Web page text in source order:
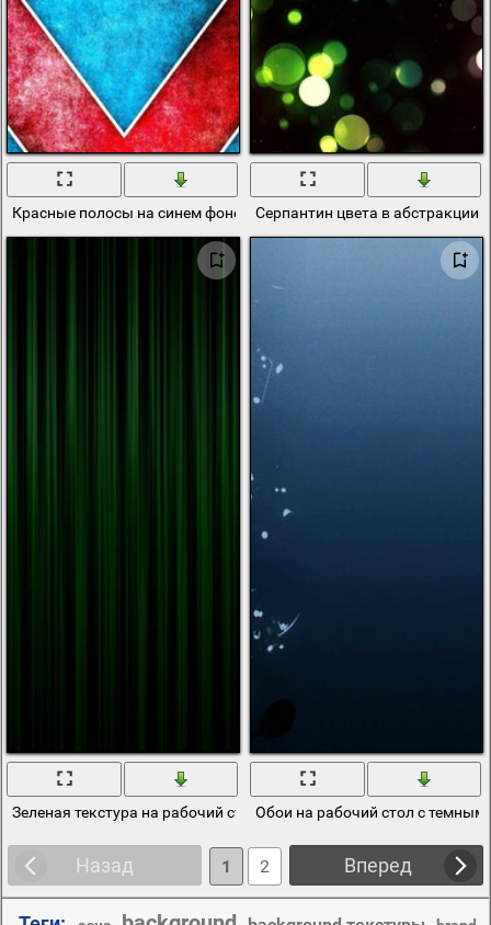
Красные полосы на синем фоне в виде треугольника
Серпантин цвета в абстракции
Зеленая текстура на рабочий столОбои на рабочий стол с
Назад Вперед
1 2